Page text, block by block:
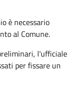
è necessario
al Comune.
l'ufficiale
per fissare un